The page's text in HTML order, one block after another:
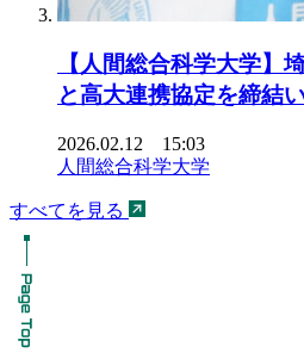
【人間総合科学大学】
と高大連携協定を締結
2026.02.12 15:03
人間総合科学大学
すべてを見る